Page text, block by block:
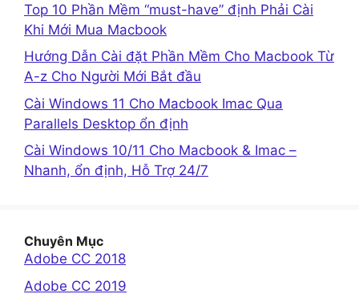
Top 10 Phần Mềm “must-have” định Phải Cài
Khi Mới Mua Macbook
Hướng Dẫn Cài đặt Phần Mềm Cho Macbook Từ
A-z Cho Người Mới Bắt đầu
Cài Windows 11 Cho Macbook Imac Qua
Parallels Desktop ổn định
Cài Windows 10/11 Cho Macbook & Imac –
Nhanh, ổn định, Hỗ Trợ 24/7
Chuyên Mục
Adobe CC 2018
Adobe CC 2019